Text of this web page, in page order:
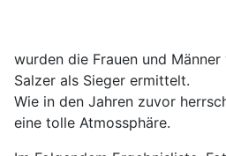
wurden die Frauen und
Salzer als Sieger ermittelt.
Wie in den Jahren zuvor
eine tolle Atmossphäre.